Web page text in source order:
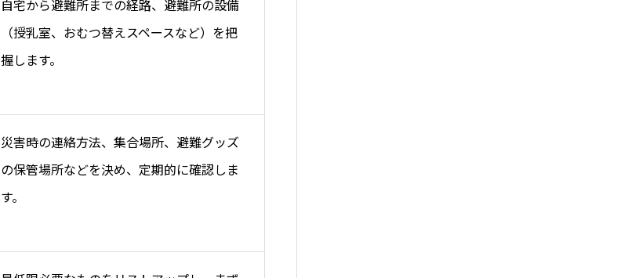
自宅から避難所までの経路、避難所の設備
（授乳室、おむつ替えスペースなど）を把
握します。
災害時の連絡方法、集合場所、避難グッズ
の保管場所などを決め、定期的に確認しま
す。